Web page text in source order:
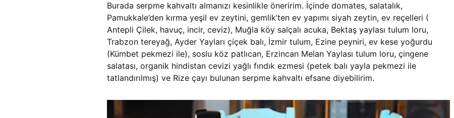
Burada serpme kahvaltı almanızı kesinlikle öneririm. İçinde domates, salatalık,
Pamukkale’den kırma yeşil ev zeytini, gemlik’ten ev yapımı siyah zeytin, ev reçelleri (
Antepli Çilek, havuç, incir, ceviz), Muğla köy salçalı acuka, Bektaş yaylası tulum loru,
Trabzon tereyağ, Ayder Yayları çiçek balı, İzmir tulum, Ezine peyniri, ev kese yoğurdu
(Kümbet pekmezi ile), soslu köz patlıcan, Erzincan Melan Yaylası tulum loru, çingene
salatası, organik hindistan cevizi yağlı fındık ezmesi (petek balı yayla pekmezi ile
tatlandırılmış) ve Rize çayı bulunan serpme kahvaltı efsane diyebilirim.